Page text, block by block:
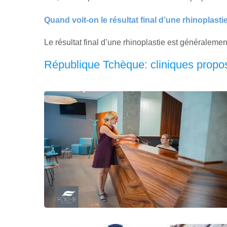
Quand voit-on le résultat final d’une
Le résultat final d’une rhinoplastie est
République Tchèque: cliniques